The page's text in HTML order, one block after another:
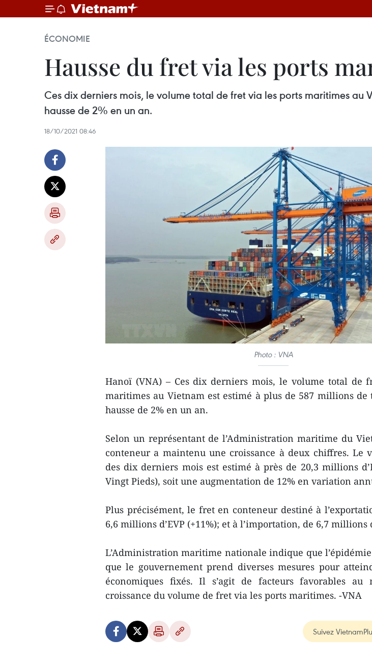
ÉCONOMIE
Hausse du fret via les ports
Ces dix derniers mois, le volume total de fret via les ports maritimes au
hausse de 2% en un an.
18/10/2021 08:46
Photo : VNA
Hanoï (VNA) – Ces dix derniers mois, le volume total de
maritimes au Vietnam est estimé à plus de 587 millions de
hausse de 2% en un an.
Selon un représentant de l’Administration maritime du
conteneur a maintenu une croissance à deux chiffres. Le
des dix derniers mois est estimé à près de 20,3 millions
Vingt Pieds), soit une augmentation de 12% en variation
Plus précisément, le fret en conteneur destiné à
6,6 millions d’EVP (+11%); et à l’importation, de 6,7 millions
L’Administration maritime nationale indique que
que le gouvernement prend diverses mesures pour
économiques fixés. Il s’agit de facteurs favorables
croissance du volume de fret via les ports maritimes. -VNA
Suivez